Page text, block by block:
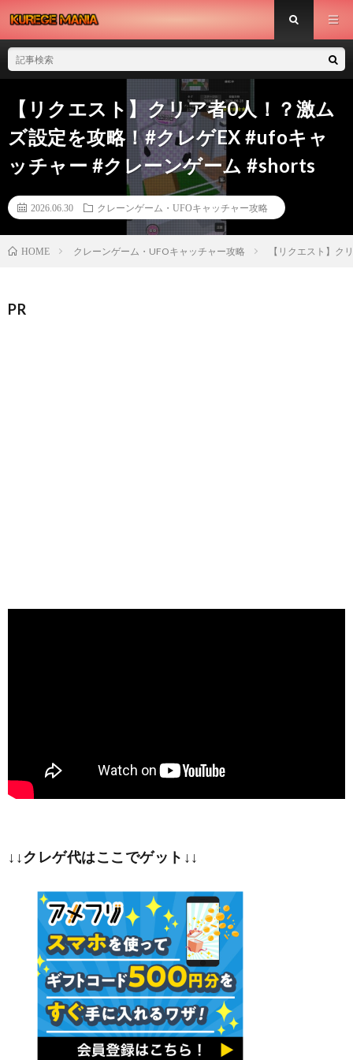
【リクエスト】クリア者0人！？激ム
ズ設定を攻略！#クレゲEX #ufoキャ
ッチャー #クレーンゲーム #shorts
2026.06.30 クレーンゲーム・UFOキャッチャー攻略
HOME クレーンゲーム・UFOキャッチャー攻略 【リクエスト】ク
PR
↓↓クレゲ代はここでゲット↓↓